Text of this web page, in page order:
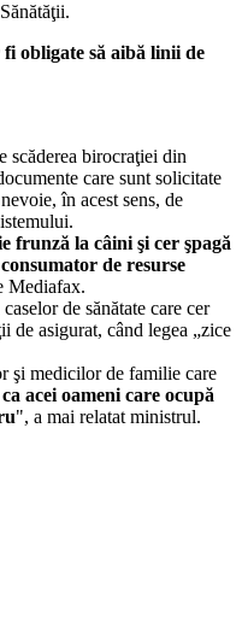
obligate să aibă linii de
scăderea birocraţiei din
care sunt solicitate
în acest sens, de
frunză la câini şi cer şpagă
de resurse
Mediafax.
de sănătate care cer
de asigurat, când legea „zice
şi medicilor de familie care
acei oameni care ocupă
", a mai relatat ministrul.